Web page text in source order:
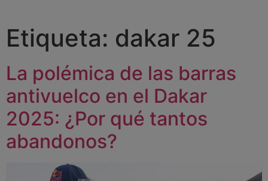
Etiqueta: dakar 25
La polémica de las barras
antivuelco en el Dakar
2025: ¿Por qué tantos
abandonos?